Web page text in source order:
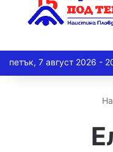
петък, 7 август 2026 -